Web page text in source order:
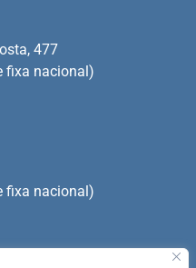
fixa nacional)
477
fixa nacional)